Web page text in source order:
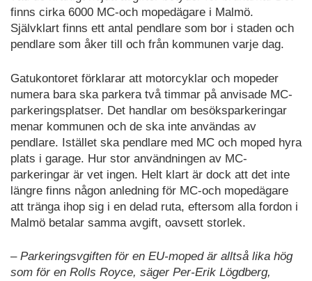
finns cirka 6000 MC-och mopedägare i Malmö.
Självklart finns ett antal pendlare som bor i staden och
pendlare som åker till och från kommunen varje dag.
Gatukontoret förklarar att motorcyklar och mopeder
numera bara ska parkera två timmar på anvisade MC-
parkeringsplatser. Det handlar om besöksparkeringar
menar kommunen och de ska inte användas av
pendlare. Istället ska pendlare med MC och moped hyra
plats i garage. Hur stor användningen av MC-
parkeringar är vet ingen. Helt klart är dock att det inte
längre finns någon anledning för MC-och mopedägare
att tränga ihop sig i en delad ruta, eftersom alla fordon i
Malmö betalar samma avgift, oavsett storlek.
– Parkeringsvgiften för en EU-moped är alltså lika hög
som för en Rolls Royce, säger Per-Erik Lögdberg,